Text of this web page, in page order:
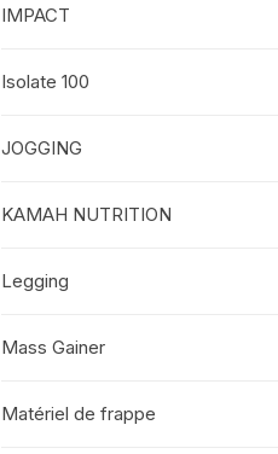
IMPACT
Isolate 100
JOGGING
KAMAH NUTRITION
Legging
Mass Gainer
Matériel de frappe